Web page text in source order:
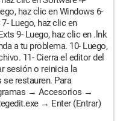
haz clic en Windows 6-
Luego, haz clic en
9- Luego, haz clic en .lnk
a tu problema. 10- Luego,
11- Cierra el editor del
sesión o reinicia la
restauren. Para
→ Accesorios →
→ Enter (Entrar)